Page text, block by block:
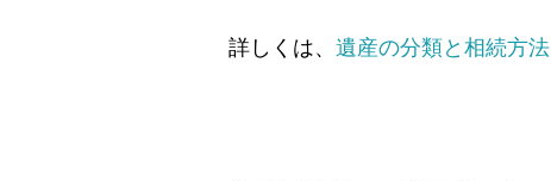
詳しくは、 遺産の分類と相続方法